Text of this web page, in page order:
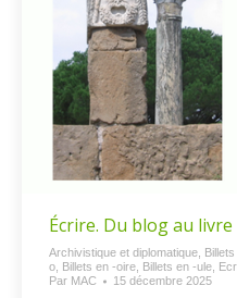
Écrire. Du blog au livre
Archivistique et diplomatique
o
Billets en -oire Billets en -ule
Par MAC 15 décembre 2025